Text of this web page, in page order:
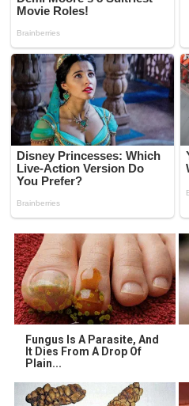
Fungus Is A Parasite, And
It Dies From A Drop Of
Plain...